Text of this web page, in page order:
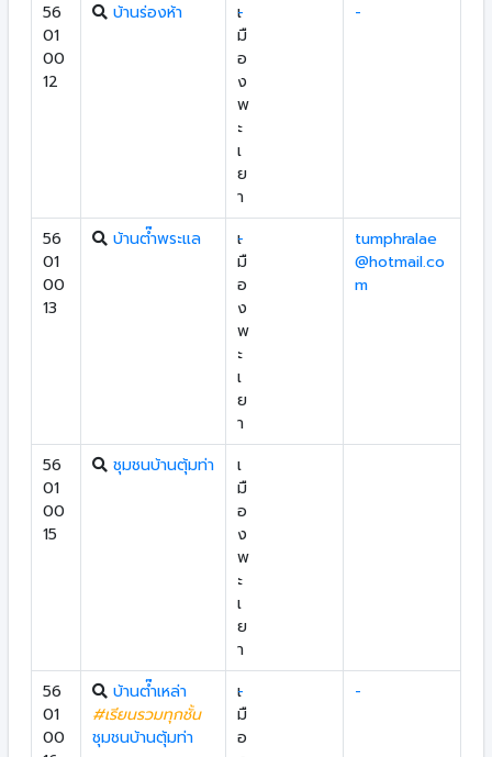
56
01
00
12
บ้านร่องห้า
เ
มื
อ
ง
พ
ะ
เ
ย
า
- -
56
01
00
13
บ้านต๊ำพระแล
เ
มื
อ
ง
พ
ะ
เ
ย
า
-
tumphralae
@hotmail.co
m
56
01
00
15
ชุมชนบ้านตุ้มท่า
เ
มื
อ
ง
พ
ะ
เ
ย
า
56
01
00
บ้านต๊ำเหล่า
#เรียนรวมทุกชั้น
ชุมชนบ้านตุ้มท่า
เ
มื
อ
- -